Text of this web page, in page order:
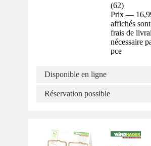
(62)
Prix —
affichés
frais de
nécessaire
pce
Disponible en ligne
Réservation possible